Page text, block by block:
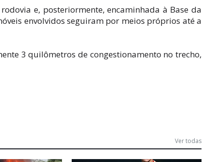
e, posteriormente, encaminhada à Base da
envolvidos seguiram por meios próprios até a
3 quilômetros de congestionamento no trecho,
Ver todas